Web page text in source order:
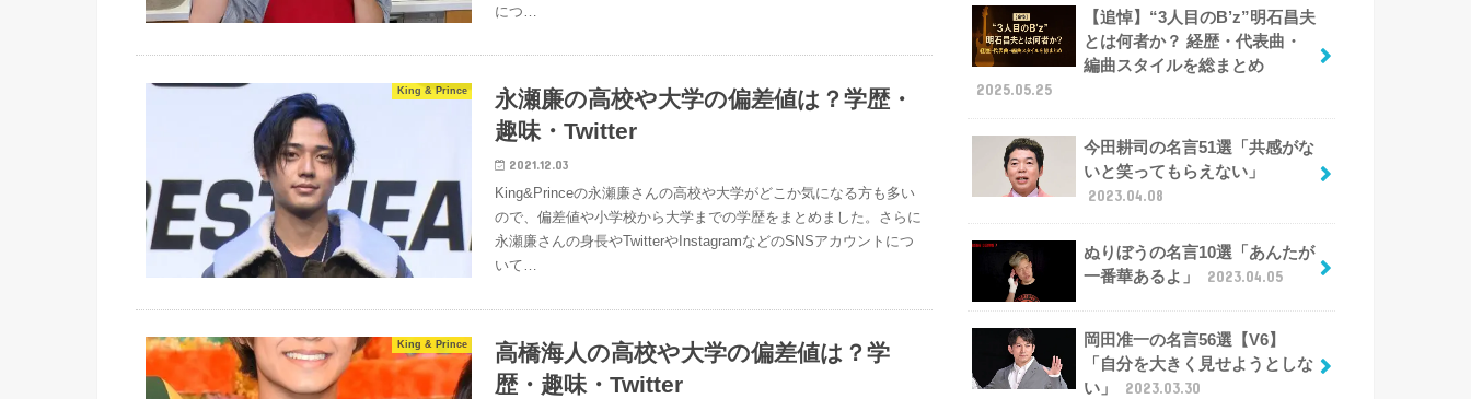
につ…
King & Prince
永瀬廉の高校や大学の偏差値は？学歴・
趣味・Twitter
2021.12.03
King&Princeの永瀬廉さんの高校や大学がどこか気になる方も多い
ので、偏差値や小学校から大学までの学歴をまとめました。さらに
永瀬廉さんの身長やTwitterやInstagramなどのSNSアカウントにつ
いて…
King & Prince
高橋海人の高校や大学の偏差値は？学
歴・趣味・Twitter
【追悼】“3人目のB’z”明石昌夫
とは何者か？ 経歴・代表曲・
編曲スタイルを総まとめ
2025.05.25
今田耕司の名言51選「共感がな
いと笑ってもらえない」
2023.04.08
ぬりぼうの名言10選「あんたが
一番華あるよ」
2023.04.05
岡田准一の名言56選【V6】
「自分を大きく見せようとしな
い」
2023.03.30